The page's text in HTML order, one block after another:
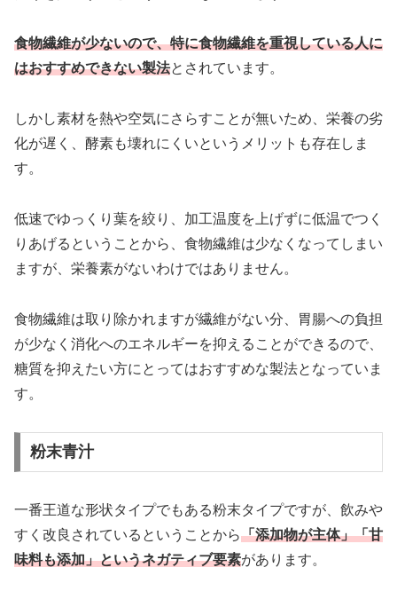
食物繊維が少ないので、特に食物繊維を重視している人に
はおすすめできない製法とされています。
しかし素材を熱や空気にさらすことが無いため、栄養の劣
化が遅く、酵素も壊れにくいというメリットも存在しま
す。
低速でゆっくり葉を絞り、加工温度を上げずに低温でつく
りあげるということから、食物繊維は少なくなってしまい
ますが、栄養素がないわけではありません。
食物繊維は取り除かれますが繊維がない分、胃腸への負担
が少なく消化へのエネルギーを抑えることができるので、
糖質を抑えたい方にとってはおすすめな製法となっていま
す。
粉末青汁
一番王道な形状タイプでもある粉末タイプですが、飲みや
すく改良されているということから「添加物が主体」「甘
味料も添加」というネガティブ要素があります。